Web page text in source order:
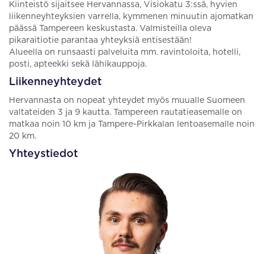
Kiinteistö sijaitsee Hervannassa, Visiokatu 3:ssä, hyvien
liikenneyhteyksien varrella, kymmenen minuutin ajomatkan
päässä Tampereen keskustasta. Valmisteilla oleva
pikaraitiotie parantaa yhteyksiä entisestään!
Alueella on runsaasti palveluita mm. ravintoloita, hotelli,
posti, apteekki sekä lähikauppoja.
Liikenneyhteydet
Hervannasta on nopeat yhteydet myös muualle Suomeen
valtateiden 3 ja 9 kautta. Tampereen rautatieasemalle on
matkaa noin 10 km ja Tampere-Pirkkalan lentoasemalle noin
20 km.
Yhteystiedot